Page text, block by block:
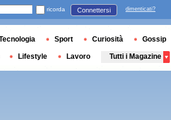
ricorda Connettersi dimenticati?
Sport Curiosità Gossip
Lifestyle Lavoro Tutti i Magazine